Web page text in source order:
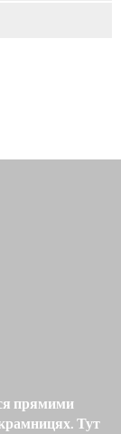
прямими
крамницях. Тут